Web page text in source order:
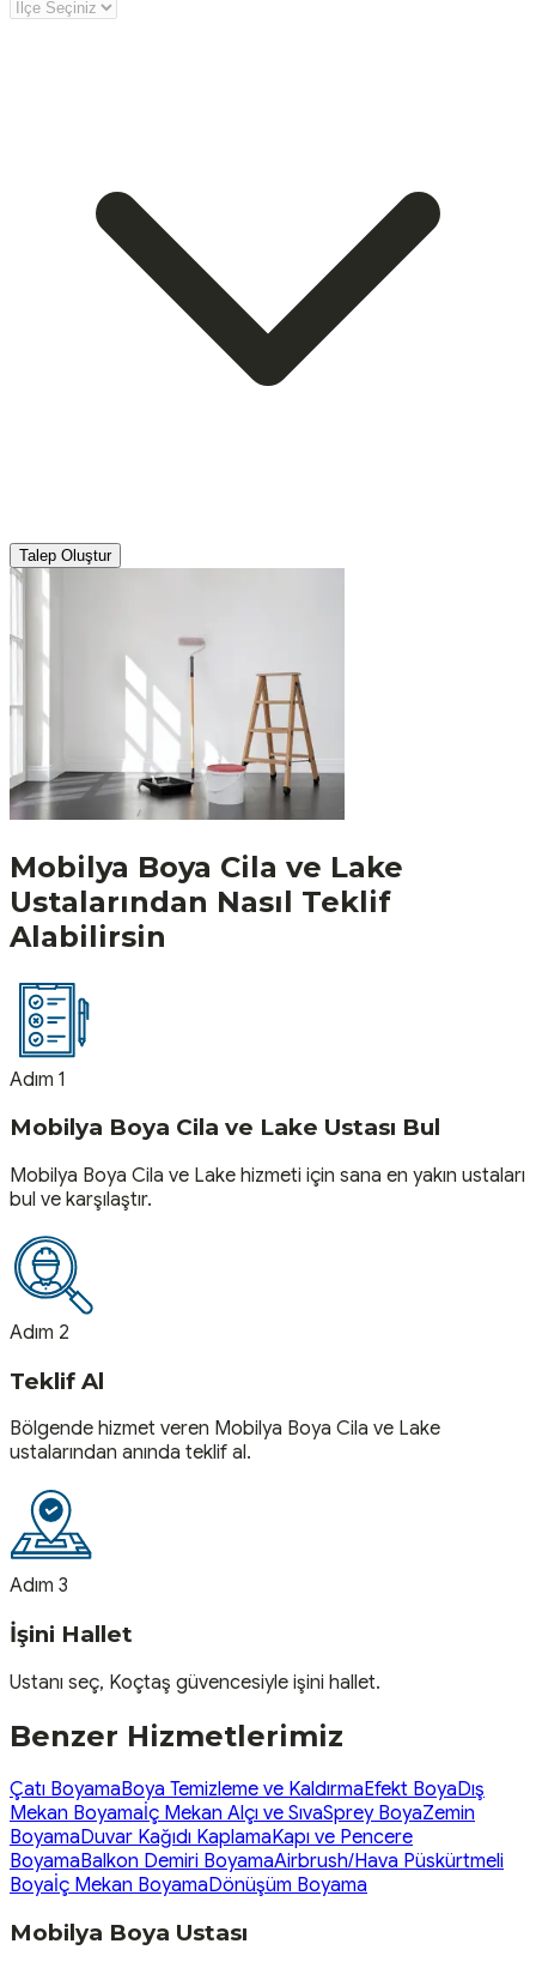
Talep Oluştur
Mobilya Boya Cila ve Lake
Ustalarından Nasıl Teklif
Alabilirsin
Adım 1
Mobilya Boya Cila ve Lake Ustası Bul
Mobilya Boya Cila ve Lake hizmeti için sana en yakın ustaları
bul ve karşılaştır.
Adım 2
Teklif Al
Bölgende hizmet veren Mobilya Boya Cila ve Lake
ustalarından anında teklif al.
Adım 3
İşini Hallet
Ustanı seç, Koçtaş güvencesiyle işini hallet.
Benzer Hizmetlerimiz
Çatı BoyamaBoya Temizleme ve KaldırmaEfekt BoyaDış
Mekan Boyamaİç Mekan Alçı ve SıvaSprey BoyaZemin
BoyamaDuvar Kağıdı KaplamaKapı ve Pencere
BoyamaBalkon Demiri BoyamaAirbrush/Hava Püskürtmeli
Boyaİç Mekan BoyamaDönüşüm Boyama
Mobilya Boya Ustası